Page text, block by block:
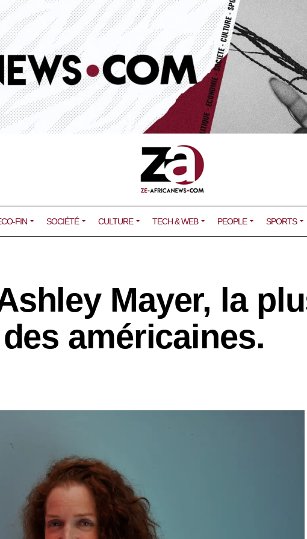
FIN SOCIÉTÉ CULTURE TECH & WEB PEOPLE SPORTS
Mayer, la
américaines.